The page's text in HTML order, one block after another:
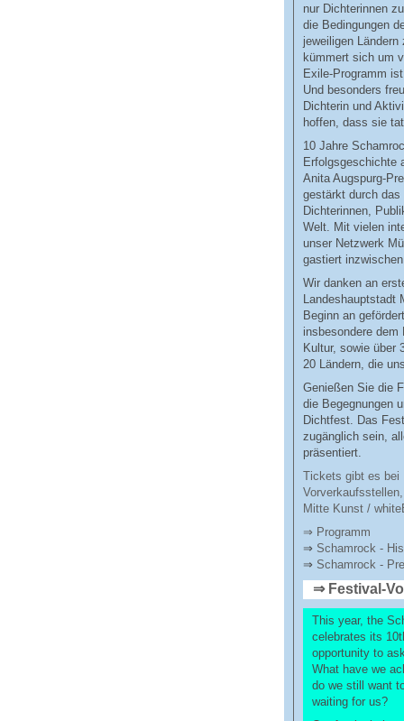
nur Dichterinnen
die Bedingungen
jeweiligen
kümmert sich um
Exile-Programm
Und besonders
Dichterin und
hoffen, dass sie
10 Jahre
Erfolgsgeschichte
Anita Augspurg-
gestärkt durch
Dichterinnen,
Welt. Mit vielen
unser Netzwerk
gastiert
Wir danken an
Beginn an
insbesondere
Kultur, sowie über
20 Ländern, die
Genießen Sie die
die Begegnungen
Dichtfest. Das
zugänglich sein,
präsentiert.
Tickets gibt es bei
Mitte Kunst /
⇒ Programm
⇒ Schamrock -
⇒ Schamrock -
⇒ Festival-
This year, the
celebrates its
opportunity to
What have we
do we still want
waiting for us?